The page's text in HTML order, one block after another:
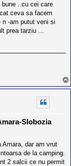
..cu cei care
ceva sa facem
-am putut veni si
prea tarziu ...
Slobozia
Amara, dar am vrut
de la camping.
2 salcii ce nu permit